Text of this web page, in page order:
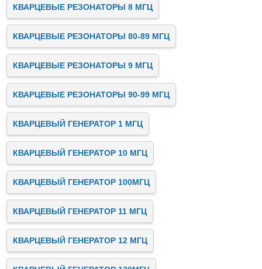
КВАРЦЕВЫЕ РЕЗОНАТОРЫ 8 МГЦ
КВАРЦЕВЫЕ РЕЗОНАТОРЫ 80-89 МГЦ
КВАРЦЕВЫЕ РЕЗОНАТОРЫ 9 МГЦ
КВАРЦЕВЫЕ РЕЗОНАТОРЫ 90-99 МГЦ
КВАРЦЕВЫЙ ГЕНЕРАТОР 1 МГЦ
КВАРЦЕВЫЙ ГЕНЕРАТОР 10 МГЦ
КВАРЦЕВЫЙ ГЕНЕРАТОР 100МГЦ
КВАРЦЕВЫЙ ГЕНЕРАТОР 11 МГЦ
КВАРЦЕВЫЙ ГЕНЕРАТОР 12 МГЦ